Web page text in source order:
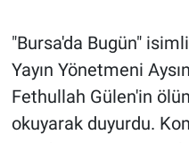
"Bursa'da Bugün"
Yayın Yönetmeni
Fethullah Gülen'in
okuyarak duyurdu.
Gün Başlıyor
Gün Bitiyor